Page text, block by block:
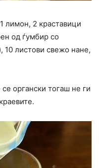
лимон, 2 краставици
од ѓумбир со
10 листови свежо нане,
органски тогаш не ги